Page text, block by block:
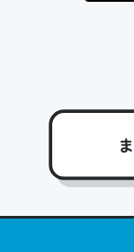
私も3年前ぐら
たいなのでネッ
回線代ほとんど